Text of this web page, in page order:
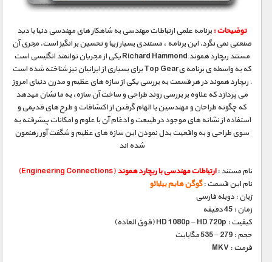
توضیحات : برنامه علمی ارتباطات مهندسی به شاهکار های مهندسی دنیا با دید
صنعتی نمی نگرد. این برنامه ، مستندی بسیار زیبا و تحسین بر انگیز است. مجری آن
مستند ریچارد هموند Richard Hammond یکی از مجریان توانمند انگلیسی است
که به واسطه ی برنامه یTop Gear برای بسیاری از ایرانیان نیز شناخته شده است
. ریچارد هموند در هر قسمت به بررسی یکی از سازه های عظیم و مدرن دنیای امروز
می پردازد که علاوه بر بررسی روند طراحی و ساخت آن سازه، به ما نشان میدهد
که چگونه طراحان و مهندسین با الهام گرفتن از اکتشافات و طرح های قدیمی و
استفاده از نشانه های موجود در طبیعت و ادغام آن با علوم و امکانات پیشرفته به
سوی طراحی و به واقعیت بدل نمودن این سازه های عظیم و شگفت آور رهنمون
شده اند
نام مستند :ارتباطات مهندسی با ریچارد هموند(Engineering Connections)
نام این قسمت :گوگن هایم بیلبائو‬‎
زبان : دوبله فارسی
زمان : 45 دقیقه
کیفیت : HD 1080p – HD 720p (فوق العاده)
حجم : 279 – 535 مگابایت
فرمت : MKV